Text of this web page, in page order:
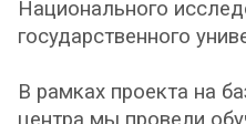
Национального
государственного
В рамках проекта на